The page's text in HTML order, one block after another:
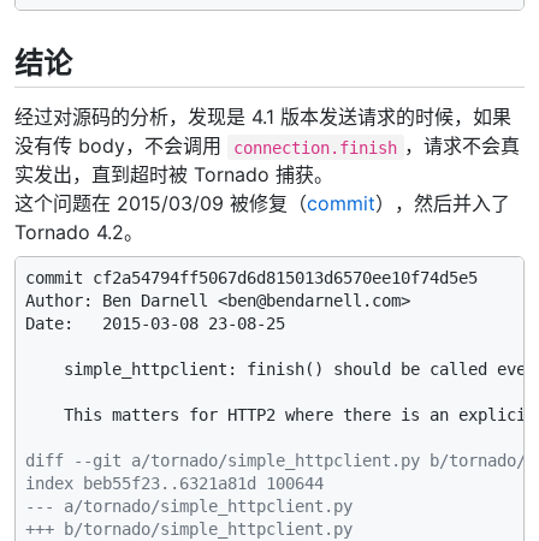
结论
经过对源码的分析，发现是 4.1 版本发送请求的时候，如果
没有传 body，不会调用
connection.finish ，请求不会真
实发出，直到超时被 Tornado 捕获。
这个问题在 2015/03/09 被修复（commit），然后并入了
Tornado 4.2。
commit cf2a54794ff5067d6d815013d6570ee10f74d5e5
Author: Ben Darnell <ben@bendarnell.com>
Date:   2015-03-08 23-08-25
simple_httpclient: finish() should be called
This matters for HTTP2 where there is an
diff --git a/tornado/simple_httpclient.py b/tornado/
index beb55f23..6321a81d 100644
--- a/tornado/simple_httpclient.py
+++ b/tornado/simple_httpclient.py